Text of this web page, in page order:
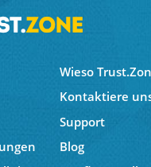
Wieso
Kontaktiere
Support
Blog